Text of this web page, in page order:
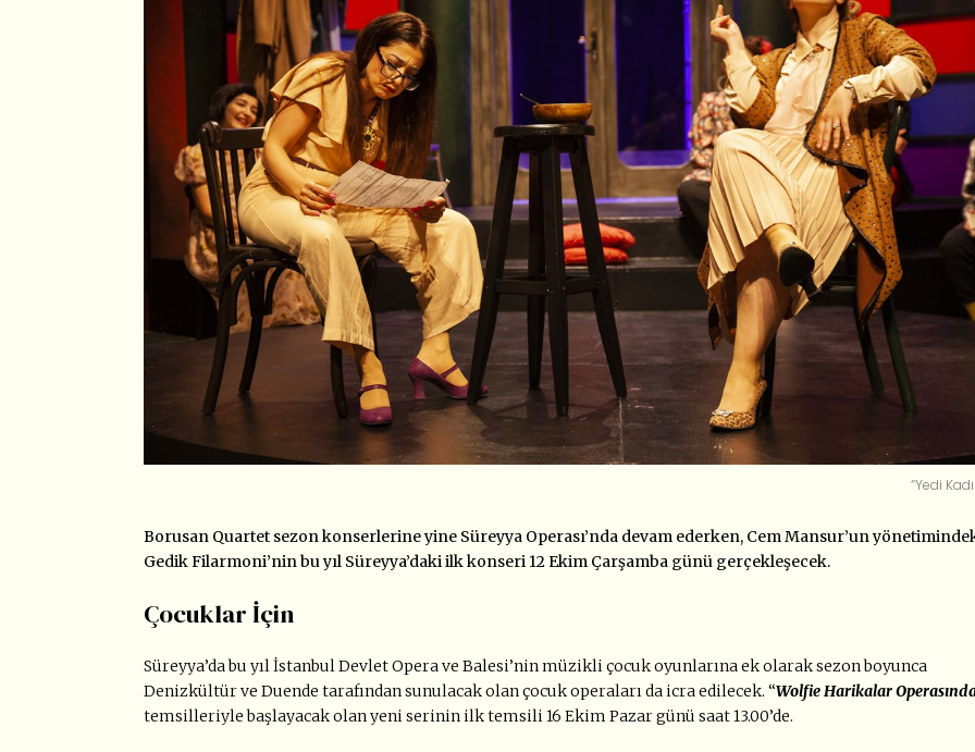
“Yedi
Borusan Quartet sezon konserlerine yine Süreyya Operası’nda devam ederken, Cem Mansur’un
Gedik Filarmoni’nin bu yıl Süreyya’daki ilk konseri 12 Ekim Çarşamba günü gerçekleşecek.
Çocuklar İçin
Süreyya’da bu yıl İstanbul Devlet Opera ve Balesi’nin müzikli çocuk oyunlarına ek olarak sezon boyunca
Denizkültür ve Duende tarafından sunulacak olan çocuk operaları da icra edilecek. “Wolfie Harikalar
temsilleriyle başlayacak olan yeni serinin ilk temsili 16 Ekim Pazar günü saat 13.00’de.